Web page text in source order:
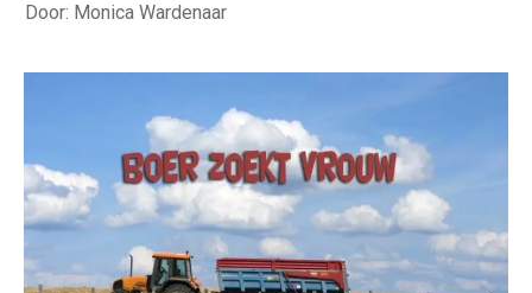
Door: Monica Wardenaar